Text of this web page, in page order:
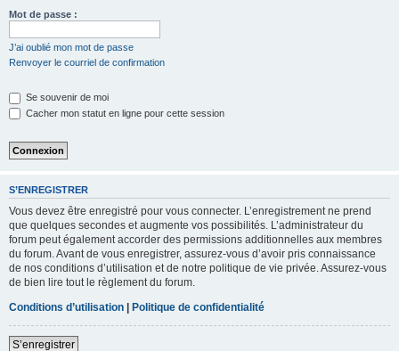
Mot de passe :
J’ai oublié mon mot de passe
Renvoyer le courriel de confirmation
Se souvenir de moi
Cacher mon statut en ligne pour cette session
S’ENREGISTRER
Vous devez être enregistré pour vous connecter. L’enregistrement ne prend
que quelques secondes et augmente vos possibilités. L’administrateur du
forum peut également accorder des permissions additionnelles aux membres
du forum. Avant de vous enregistrer, assurez-vous d’avoir pris connaissance
de nos conditions d’utilisation et de notre politique de vie privée. Assurez-vous
de bien lire tout le règlement du forum.
Conditions d’utilisation | Politique de confidentialité
S’enregistrer